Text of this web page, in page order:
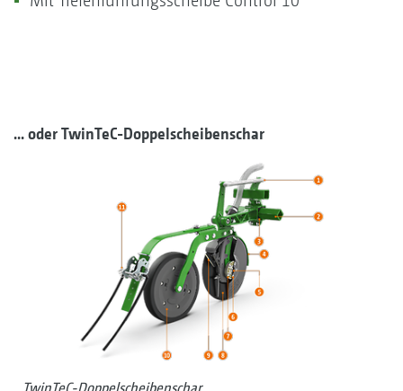
... oder TwinTeC-Doppelscheibenschar
TwinTeC-Doppelscheibenschar